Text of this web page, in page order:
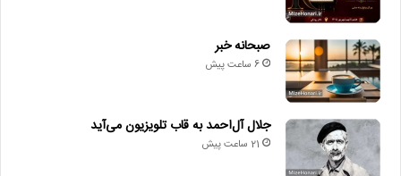
صبحانه خبر
6 ساعت پیش
جلال آل‌احمد به قاب تلویزیون می‌آید
21 ساعت پیش